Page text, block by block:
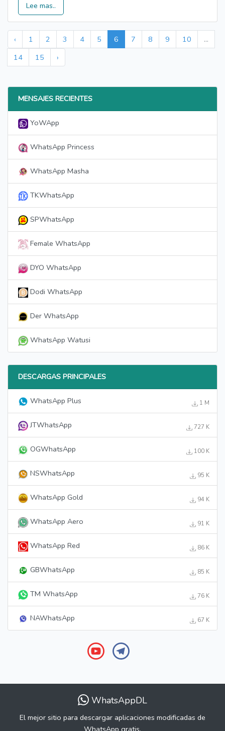
Lee mas..
‹ 1 2 3 4 5 6 7 8 9 10
...
14
15 ›
MENSAJES RECIENTES
YoWApp
WhatsApp Princess
WhatsApp Masha
TKWhatsApp
SPWhatsApp
Female WhatsApp
DYO WhatsApp
Dodi WhatsApp
Der WhatsApp
WhatsApp Watusi
DESCARGAS PRINCIPALES
WhatsApp Plus 1 M
JTWhatsApp 727 K
OGWhatsApp 100 K
NSWhatsApp 95 K
WhatsApp Gold 94 K
WhatsApp Aero 91 K
WhatsApp Red 86 K
GBWhatsApp 85 K
TM WhatsApp 76 K
NAWhatsApp 67 K
WhatsAppDL
El mejor sitio para descargar aplicaciones modificadas de